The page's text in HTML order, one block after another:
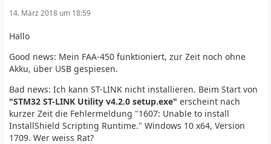
14. März 2018 um 18:59
Hallo
Good news: Mein FAA-450 funktioniert, zur Zeit noch ohne
Akku, über USB gespiesen.
Bad news: Ich kann ST-LINK nicht installieren. Beim Start von
"STM32 ST-LINK Utility v4.2.0 setup.exe" erscheint nach
kurzer Zeit die Fehlermeldung "1607: Unable to install
InstallShield Scripting Runtime." Windows 10 x64, Version
1709. Wer weiss Rat?